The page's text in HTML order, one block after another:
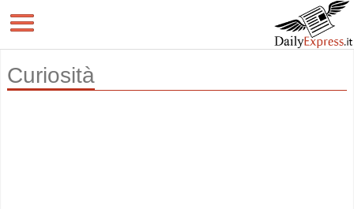
Curiosità